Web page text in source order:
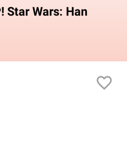
Star Wars: Han